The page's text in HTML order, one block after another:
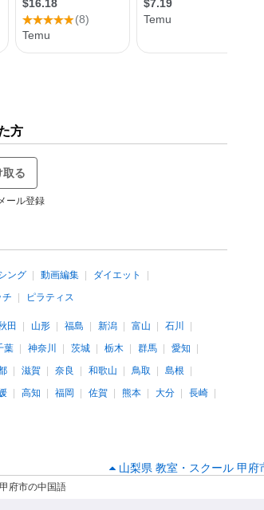
方
取る
ール登録
ング 動画編集
ダイエット
チ ピラティス
田 山形 福島 新潟 富山
石川
葉 神奈川 茨城 栃木 群馬
愛知
滋賀 奈良 和歌山 鳥取
島根
高知 福岡 佐賀 熊本 大分
長崎
山梨県 教室・スクール 甲
甲府市の中国語